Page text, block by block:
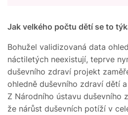
Jak velkého počtu dětí se to
Bohužel validizovaná data
náctiletých neexistují, teprve
duševního zdraví projekt
ohledně duševního zdraví dětí
Z Národního ústavu duševního
že nárůst duševních potíží v